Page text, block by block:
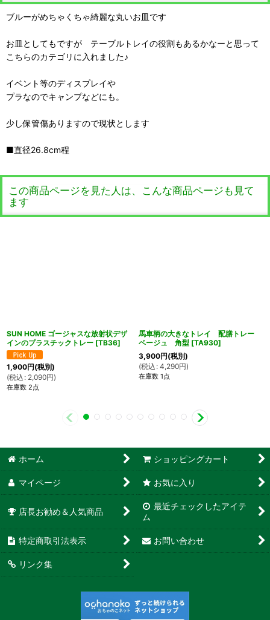
ブルーがめちゃくちゃ綺麗な丸いお皿です
お皿としてもですが テーブルトレイの役割もあるかなーと思って
こちらのカテゴリに入れました♪
イベント等のディスプレイや
プラなのでキャンプなどにも。
少し保管傷ありますので現状とします
■直径26.8cm程
この商品ページを見た人は、こんな商品ページも見て
ます
SUN HOME ゴージャスな放射状デザ
インのプラスチックトレー [TB36]
1,900円(税別)
(税込 : 2,090円)
在庫数 2点
馬車柄の大きなトレイ 配膳トレー
ベージュ 角型 [TA930]
3,900円(税別)
(税込 : 4,290円)
在庫数 1点
ホーム ショッピングカート
マイページ お気に入り
店長お勧め＆人気商品
最近チェックしたアイテ
ム
特定商取引法表示 お問い合わせ
リンク集